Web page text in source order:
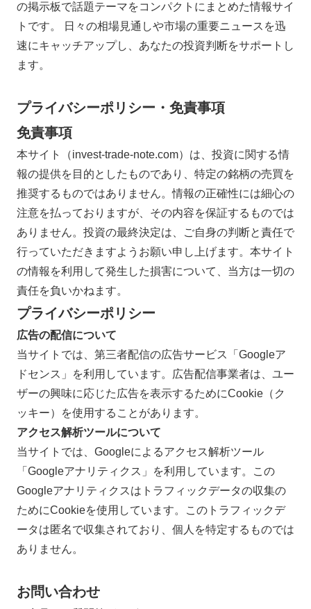
の掲示板で話題テーマをコンパクトにまとめた情報サイ
トです。 日々の相場見通しや市場の重要ニュースを迅
速にキャッチアップし、あなたの投資判断をサポートし
ます。
プライバシーポリシー・免責事項
免責事項
本サイト（invest-trade-note.com）は、投資に関する情
報の提供を目的としたものであり、特定の銘柄の売買を
推奨するものではありません。情報の正確性には細心の
注意を払っておりますが、その内容を保証するものでは
ありません。投資の最終決定は、ご自身の判断と責任で
行っていただきますようお願い申し上げます。本サイト
の情報を利用して発生した損害について、当方は一切の
責任を負いかねます。
プライバシーポリシー
広告の配信について
当サイトでは、第三者配信の広告サービス「Googleア
ドセンス」を利用しています。広告配信事業者は、ユー
ザーの興味に応じた広告を表示するためにCookie（ク
ッキー）を使用することがあります。
アクセス解析ツールについて
当サイトでは、Googleによるアクセス解析ツール
「Googleアナリティクス」を利用しています。この
Googleアナリティクスはトラフィックデータの収集の
ためにCookieを使用しています。このトラフィックデ
ータは匿名で収集されており、個人を特定するものでは
ありません。
お問い合わせ